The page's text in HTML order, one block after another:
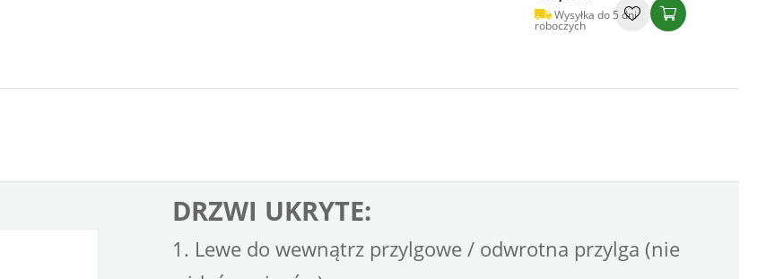
Wysyłka do 5 dni
roboczych
DRZWI UKRYTE:
1. Lewe do wewnątrz przylgowe / odwrotna przylga (nie